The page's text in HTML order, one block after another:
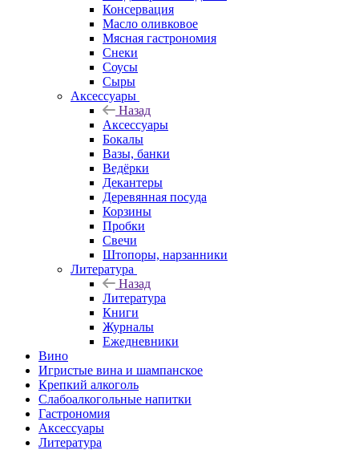
Консервация
Масло оливковое
Мясная гастрономия
Снеки
Соусы
Сыры
Аксессуары
Назад
Аксессуары
Бокалы
Вазы, банки
Ведёрки
Декантеры
Деревянная посуда
Корзины
Пробки
Свечи
Штопоры, нарзанники
Литература
Назад
Литература
Книги
Журналы
Ежедневники
Вино
Игристые вина и шампанское
Крепкий алкоголь
Слабоалкогольные напитки
Гастрономия
Аксессуары
Литература